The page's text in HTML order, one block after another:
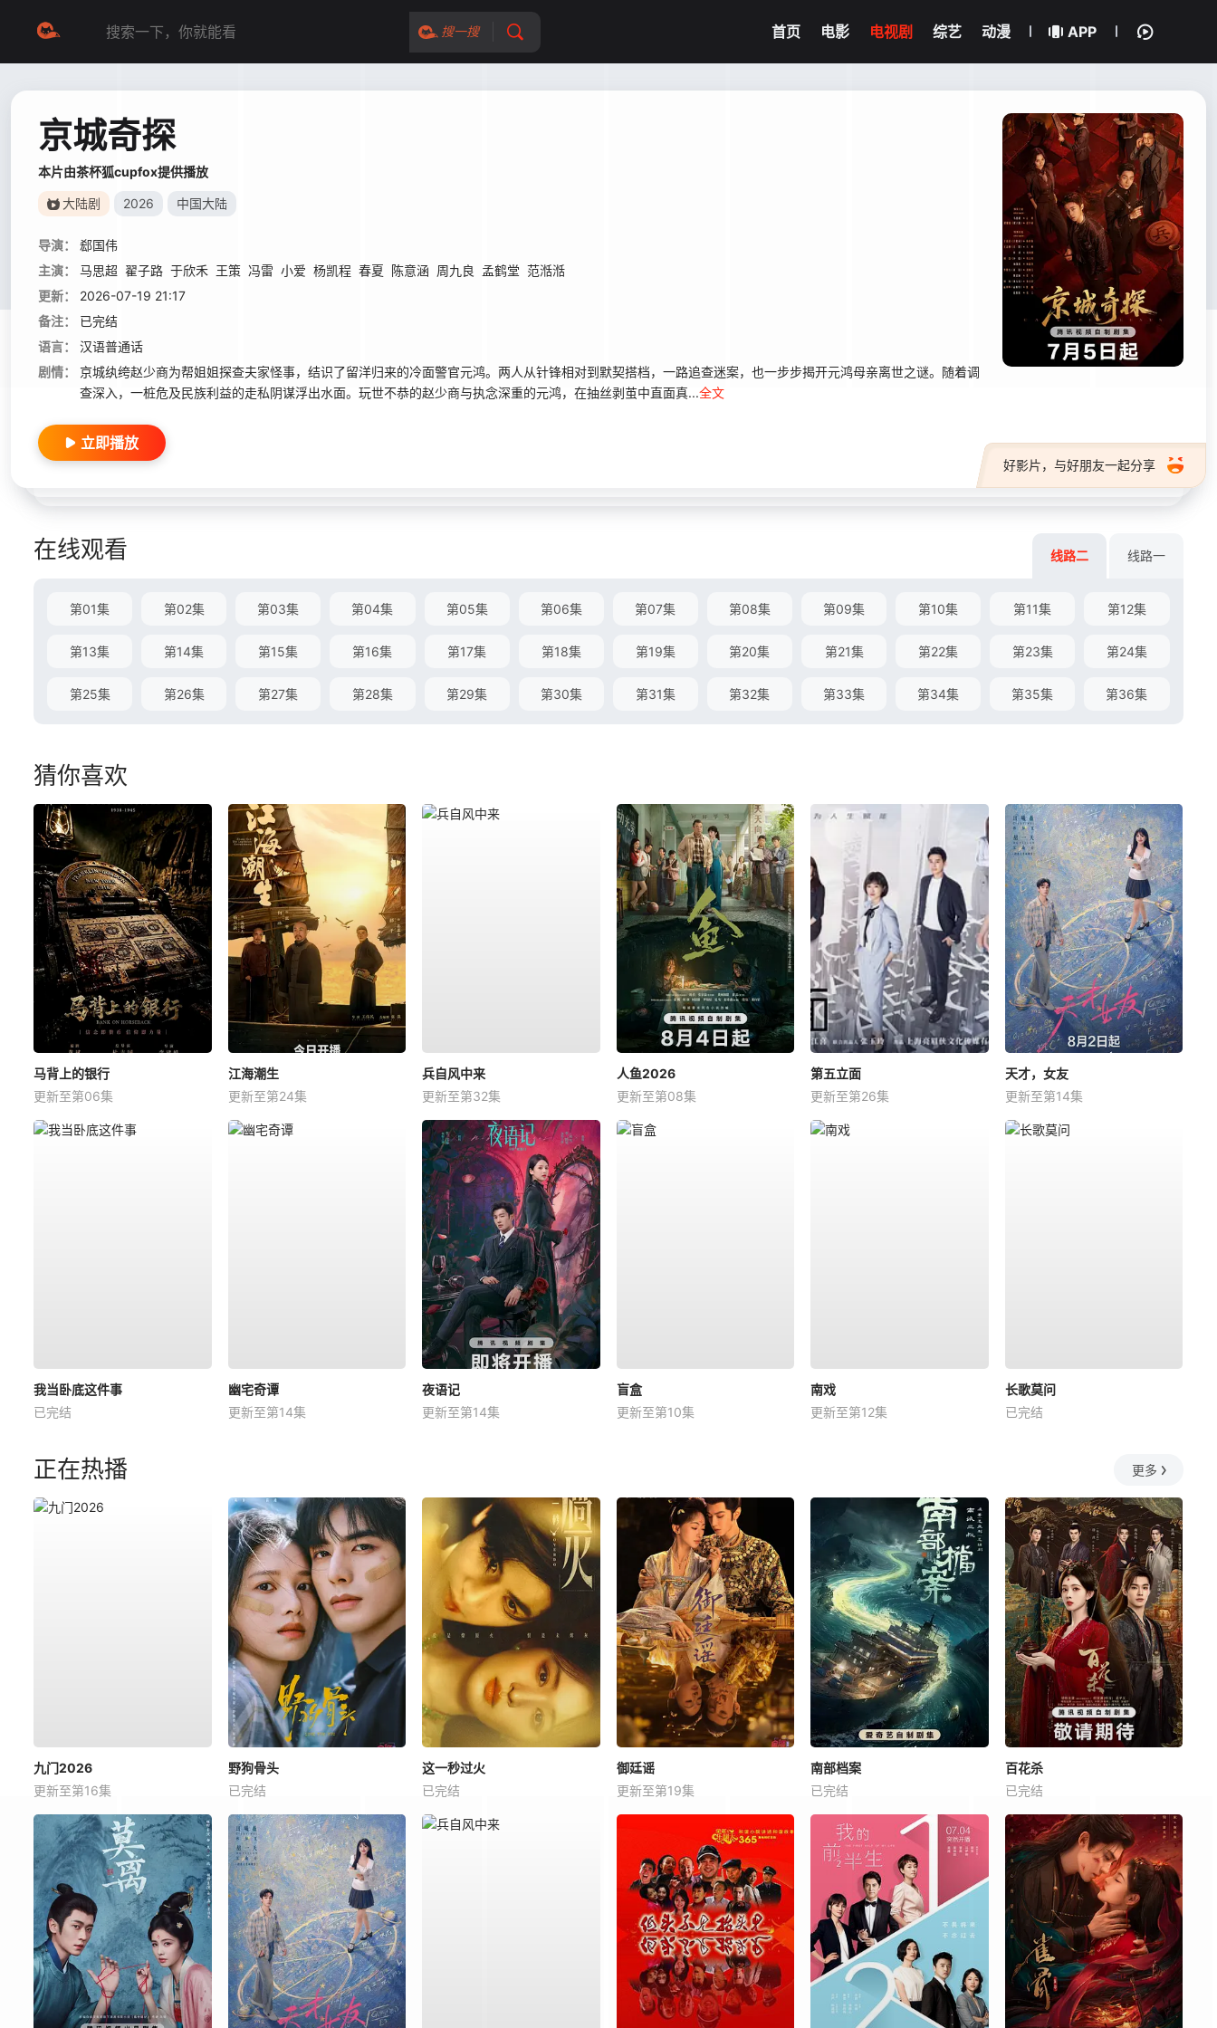
搜一搜 首页 电影 电视剧 综艺 动漫 APP
京城奇探
本片由茶杯狐cupfox提供播放
大陆剧 2026 中国大陆
导演：
郄国伟
主演：
马思超 翟子路 于欣禾 王策 冯雷 小爱 杨凯程 春夏 陈意涵 周九良 孟鹤堂 范湉湉
更新：
2026-07-19 21:17
备注：
已完结
语言：
汉语普通话
剧情：
京城纨绔赵少商为帮姐姐探查夫家怪事，结识了留洋归来的冷面警官元鸿。两人从针锋相对到默契搭档，一路追查迷案，也一步步揭开元鸿母亲离世之谜。随着调
查深入，一桩危及民族利益的走私阴谋浮出水面。玩世不恭的赵少商与执念深重的元鸿，在抽丝剥茧中直面真...全文
好影片，与好朋友一起分享
立即播放
在线观看 线路二 线路一
第01集 第02集 第03集 第04集 第05集 第06集 第07集 第08集 第09集 第10集 第11集 第12集
第13集 第14集 第15集 第16集 第17集 第18集 第19集 第20集 第21集 第22集 第23集 第24集
第25集 第26集 第27集 第28集 第29集 第30集 第31集 第32集 第33集 第34集 第35集 第36集
猜你喜欢
马背上的银行
更新至第06集
江海潮生
更新至第24集
兵自风中来
更新至第32集
人鱼2026
更新至第08集
第五立面
更新至第26集
天才，女友
更新至第14集
我当卧底这件事
已完结
幽宅奇谭
更新至第14集
夜语记
更新至第14集
盲盒
更新至第10集
南戏
更新至第12集
长歌莫问
已完结
正在热播 更多
九门2026
更新至第16集
野狗骨头
已完结
这一秒过火
已完结
御廷谣
更新至第19集
南部档案
已完结
百花杀
已完结